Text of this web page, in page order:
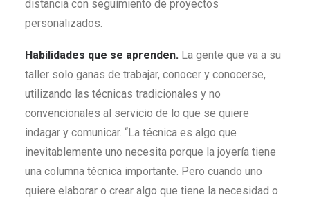
distancia con seguimiento de proyectos
personalizados.
Habilidades que se aprenden. La gente que va a su
taller solo ganas de trabajar, conocer y conocerse,
utilizando las técnicas tradicionales y no
convencionales al servicio de lo que se quiere
indagar y comunicar. “La técnica es algo que
inevitablemente uno necesita porque la joyería tiene
una columna técnica importante. Pero cuando uno
quiere elaborar o crear algo que tiene la necesidad o